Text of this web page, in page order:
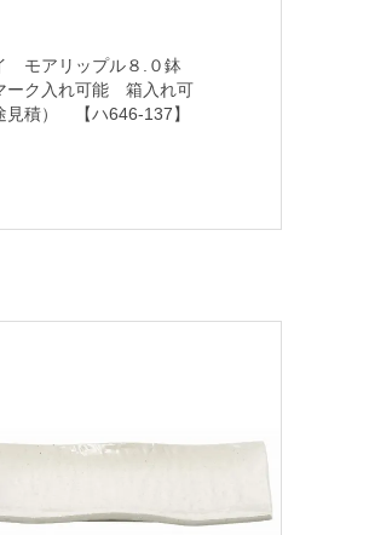
モアリップル８.０鉢
ーク入れ可能 箱入れ可
積） 【ハ646-137】